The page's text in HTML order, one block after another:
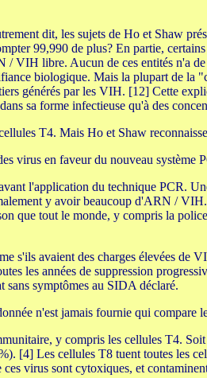
dit, les sujets de Ho et Shaw
99,990 de plus? En partie,
VIH libre. Aucun de ces entités n'a
biologique. Mais la plupart de
générés par les VIH. [12] Cette
sa forme infectieuse qu'à des
T4. Mais Ho et Shaw
virus en faveur du nouveau système
l'application du technique PCR.
y avoir beaucoup d'ARN /
tout le monde, y compris la
s'ils avaient des charges élevées de
les années de suppression
symptômes au SIDA déclaré.
n'est jamais fournie qui compare
y compris les cellules T4.
Les cellules T8 tuent toutes les
virus sont cytoxiques, et